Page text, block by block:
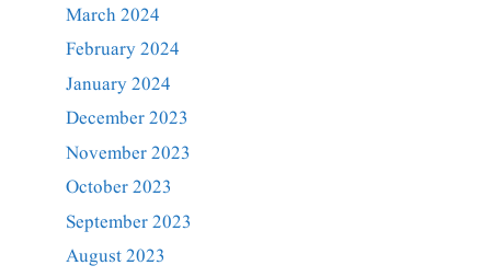
March 2024
February 2024
January 2024
December 2023
November 2023
October 2023
September 2023
August 2023